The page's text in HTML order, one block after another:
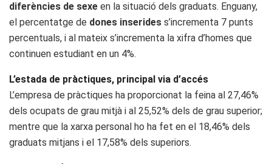
diferències de sexe en la situació dels graduats. Enguany,
el percentatge de dones inserides s’incrementa 7 punts
percentuals, i al mateix s’incrementa la xifra d’homes que
continuen estudiant en un 4%.
L’estada de pràctiques, principal via d’accés
L’empresa de pràctiques ha proporcionat la feina al 27,46%
dels ocupats de grau mitjà i al 25,52% dels de grau superior;
mentre que la xarxa personal ho ha fet en el 18,46% dels
graduats mitjans i el 17,58% dels superiors.